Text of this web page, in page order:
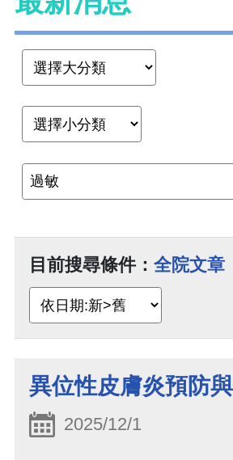
目前搜尋條件： 全院文章
異位性皮膚炎預防
2025/12/1